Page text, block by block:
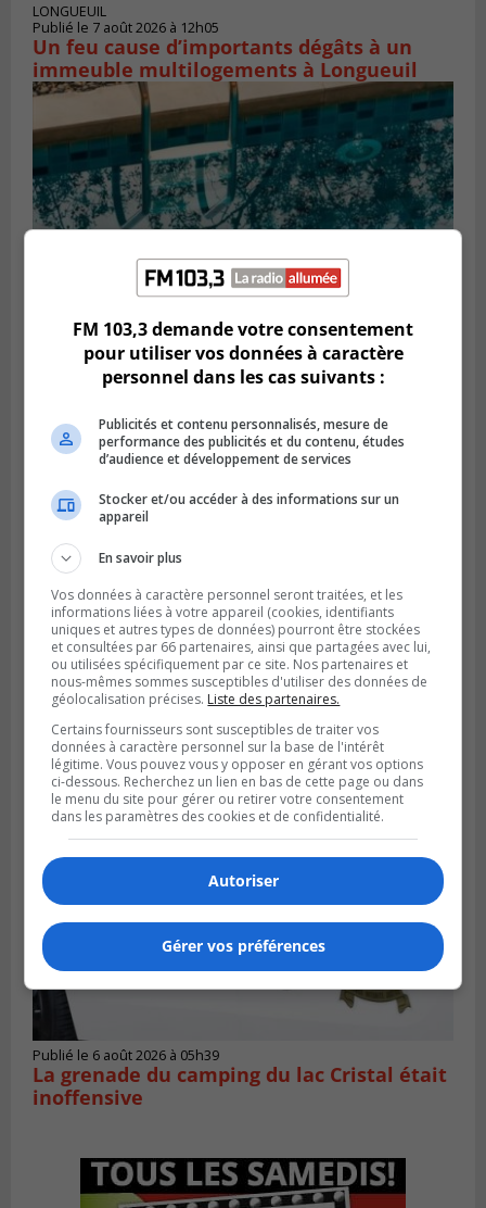
LONGUEUIL
Publié le 7 août 2026 à 12h05
Un feu cause d’importants dégâts à un
immeuble multilogements à Longueuil
SAINT-CONSTANT
Publié le 7 août 2026 à 06h15
La police enquête sur une noyade à Saint-
Constant
LONGUEUIL
Publié le 6 août 2026 à 11h58
Des jeunes ciblent la Montérégie pour
le Défi écrou de roue
Publié le 6 août 2026 à 05h39
La grenade du camping du lac Cristal était
inoffensive
FM 103,3 demande votre consentement
pour utiliser vos données à caractère
personnel dans les cas suivants :
Publicités et contenu personnalisés, mesure de
performance des publicités et du contenu, études
d’audience et développement de services
Stocker et/ou accéder à des informations sur un
appareil
En savoir plus
Vos données à caractère personnel seront traitées, et les
informations liées à votre appareil (cookies, identifiants
uniques et autres types de données) pourront être stockées
et consultées par 66 partenaires, ainsi que partagées avec lui,
ou utilisées spécifiquement par ce site. Nos partenaires et
nous-mêmes sommes susceptibles d'utiliser des données de
géolocalisation précises. Liste des partenaires.
Certains fournisseurs sont susceptibles de traiter vos
données à caractère personnel sur la base de l'intérêt
légitime. Vous pouvez vous y opposer en gérant vos options
ci-dessous. Recherchez un lien en bas de cette page ou dans
le menu du site pour gérer ou retirer votre consentement
dans les paramètres des cookies et de confidentialité.
Autoriser
Gérer vos préférences